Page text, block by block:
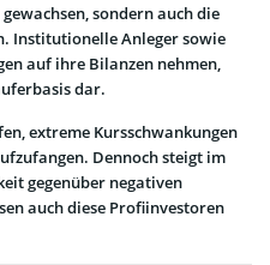
sondern auch die
Institutionelle Anleger sowie
auf ihre Bilanzen nehmen,
dar.
extreme Kursschwankungen
Dennoch steigt im
gegenüber negativen
auch diese Profiinvestoren